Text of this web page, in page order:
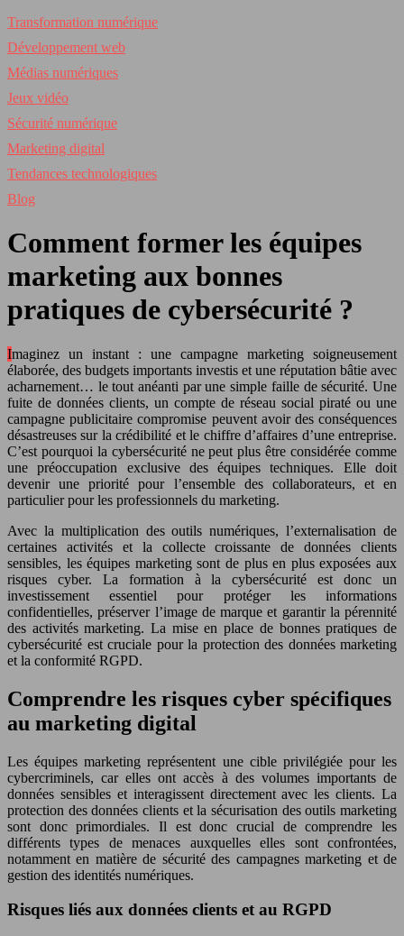
Transformation numérique
Développement web
Médias numériques
Jeux vidéo
Sécurité numérique
Marketing digital
Tendances technologiques
Blog
Comment former les équipes
marketing aux bonnes
pratiques de cybersécurité ?
Imaginez un instant : une campagne marketing soigneusement
élaborée, des budgets importants investis et une réputation bâtie avec
acharnement… le tout anéanti par une simple faille de sécurité. Une
fuite de données clients, un compte de réseau social piraté ou une
campagne publicitaire compromise peuvent avoir des conséquences
désastreuses sur la crédibilité et le chiffre d’affaires d’une entreprise.
C’est pourquoi la cybersécurité ne peut plus être considérée comme
une préoccupation exclusive des équipes techniques. Elle doit
devenir une priorité pour l’ensemble des collaborateurs, et en
particulier pour les professionnels du marketing.
Avec la multiplication des outils numériques, l’externalisation de
certaines activités et la collecte croissante de données clients
sensibles, les équipes marketing sont de plus en plus exposées aux
risques cyber. La formation à la cybersécurité est donc un
investissement essentiel pour protéger les informations
confidentielles, préserver l’image de marque et garantir la pérennité
des activités marketing. La mise en place de bonnes pratiques de
cybersécurité est cruciale pour la protection des données marketing
et la conformité RGPD.
Comprendre les risques cyber spécifiques
au marketing digital
Les équipes marketing représentent une cible privilégiée pour les
cybercriminels, car elles ont accès à des volumes importants de
données sensibles et interagissent directement avec les clients. La
protection des données clients et la sécurisation des outils marketing
sont donc primordiales. Il est donc crucial de comprendre les
différents types de menaces auxquelles elles sont confrontées,
notamment en matière de sécurité des campagnes marketing et de
gestion des identités numériques.
Risques liés aux données clients et au RGPD